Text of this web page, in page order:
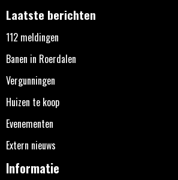
Laatste berichten
112 meldingen
Banen in Roerdalen
Vergunningen
Huizen te koop
Evenementen
Extern nieuws
Informatie